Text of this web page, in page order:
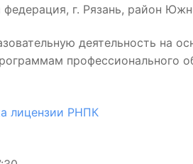
федерация, г. Рязань, район
деятельность на
профессионального
лицензии РНПК
работы: